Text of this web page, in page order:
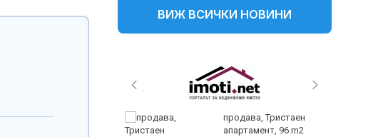
ВИЖ ВСИЧКИ НОВИНИ
Топлинен удар и
продава, Тристаен
апартамент, 96 m2